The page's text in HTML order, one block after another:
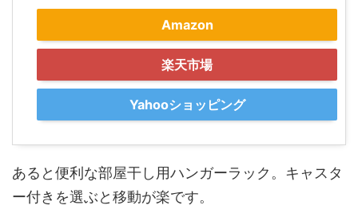
Amazon
楽天市場
Yahooショッピング
あると便利な部屋干し用ハンガーラック。キャスタ
ー付きを選ぶと移動が楽です。